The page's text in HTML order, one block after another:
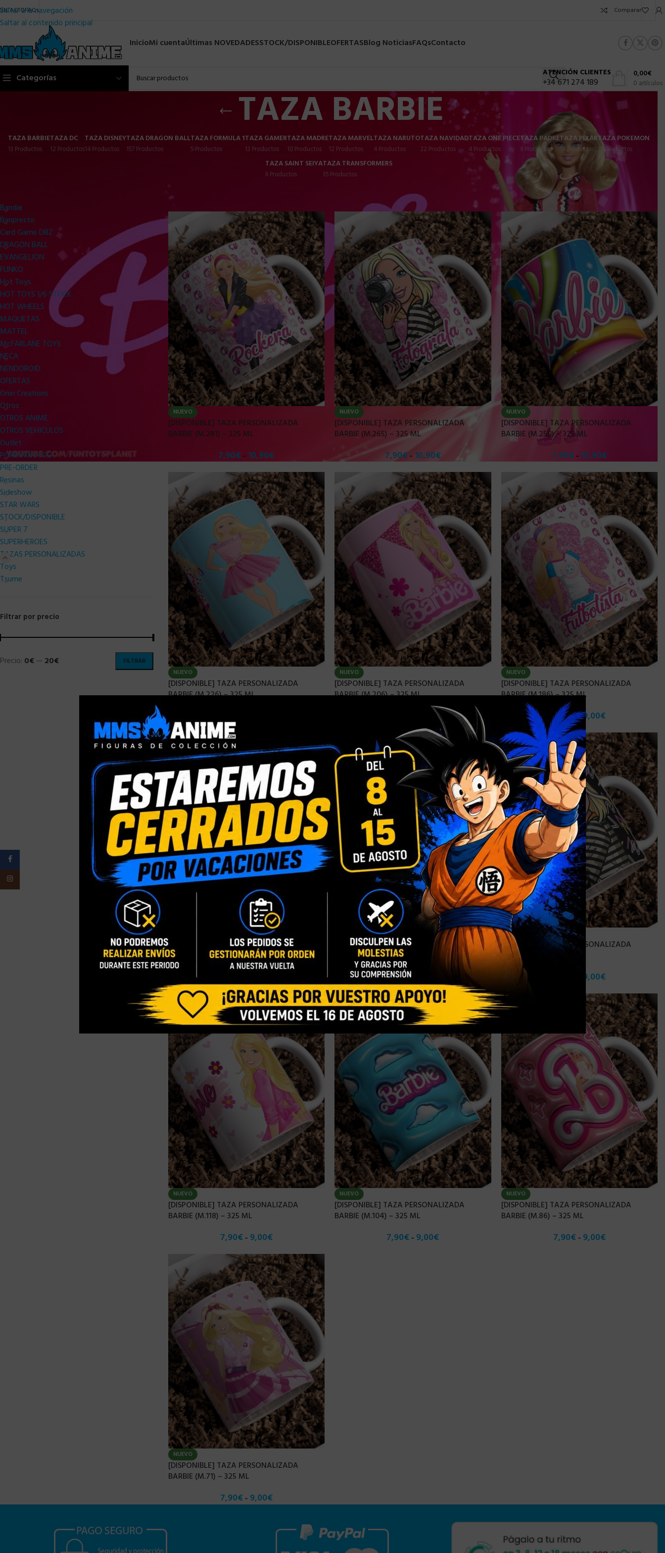
Saltar a la navegación
Saltar al contenido principal
FAQs Comparar
InicioMi cuentaÚltimas NOVEDADESSTOCK/DISPONIBLEOFERTASBlog NoticiasFAQsContacto
Categorías ATENCIÓN CLIENTES
+34 671 274 189 0 artículos
0,00€
TAZA BARBIE
TAZA BARBIE
13 Productos
TAZA DC
12 Productos
TAZA DISNEY
14 Productos
TAZA DRAGON BALL
157 Productos
TAZA FORMULA 1
5 Productos
TAZA GAMER
13 Productos
TAZA MADRE
10 Productos
TAZA MARVEL
12 Productos
TAZA NARUTO
4 Productos
TAZA NAVIDAD
22 Productos
TAZA ONE PIECE
4 Productos
TAZA PADRE
9 Productos
TAZA PIXAR
14 Productos
TAZA POKEMON
35 Productos
TAZA SAINT SEIYA
6 Productos
TAZA TRANSFORMERS
35 Productos
Bandai
Banpresto
Card Game DBZ
DRAGON BALL
EVANGELION
FUNKO
Hot Toys
HOT TOYS 1/6 STOCK
HOT WHEELS
MAQUETAS
MATTEL
McFARLANE TOYS
NECA
NENDOROID
OFERTAS
Oniri Creations
Otros
OTROS ANIME
OTROS VEHICULOS
Outlet
POKEMON TCG
PRE-ORDER
Resinas
Sideshow
STAR WARS
STOCK/DISPONIBLE
SUPER 7
SUPERHEROES
TAZAS PERSONALIZADAS
Toys
Tsume
Filtrar por precio
FILTRAR
Precio: 0€— 20€
36 72
NUEVO
[DISPONIBLE] TAZA PERSONALIZADA
BARBIE (M.281) – 325 ML
7,90€- 10,90€
NUEVO
[DISPONIBLE] TAZA PERSONALIZADA
BARBIE (M.265) – 325 ML
7,90€- 10,90€
NUEVO
[DISPONIBLE] TAZA PERSONALIZADA
BARBIE (M.250) – 325 ML
7,90€- 10,90€
NUEVO
[DISPONIBLE] TAZA PERSONALIZADA
BARBIE (M.226) – 325 ML
NUEVO
[DISPONIBLE] TAZA PERSONALIZADA
BARBIE (M.206) – 325 ML
€
NUEVO
[DISPONIBLE] TAZA PERSONALIZADA
BARBIE (M.186) – 325 ML
7,90€-9,00€
[DISPONIBLE] TAZA PERSONALIZADA
BARBIE (M.168) – 325 ML
[DISPONIBLE] TAZA PERSONALIZADA
BARBIE (M.150) – 325 ML
7,90€-
NUEVO
[DISPONIBLE] TAZA PERSONALIZADA
BARBIE (M.132) – 325 ML
9,00€
NUEVO
[DISPONIBLE] TAZA PERSONALIZADA
BARBIE (M.118) – 325 ML
7,90€- 9,00€
NUEVO
[DISPONIBLE] TAZA PERSONALIZADA
BARBIE (M.104) – 325 ML
7,90€- 9,00€
NUEVO
[DISPONIBLE] TAZA PERSONALIZADA
BARBIE (M.86) – 325 ML
7,90€ - 9,00€
NUEVO
[DISPONIBLE] TAZA PERSONALIZADA
BARBIE (M.71) – 325 ML
7,90€- 9,00€